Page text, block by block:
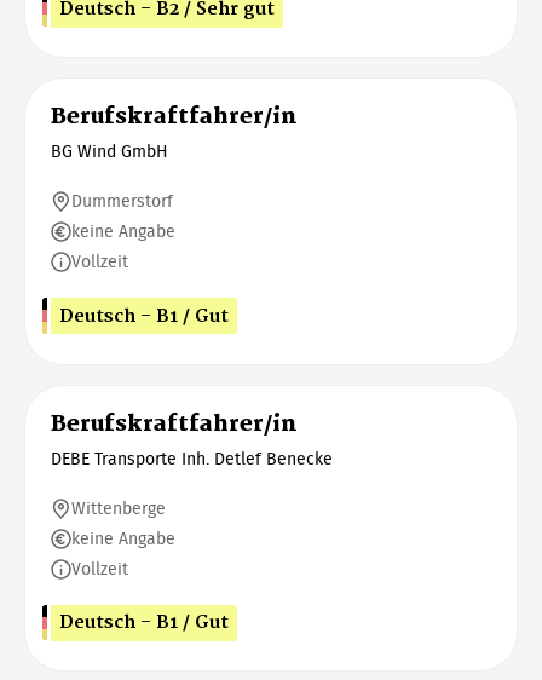
Deutsch - B2 / Sehr gut
Berufskraftfahrer/in
BG Wind GmbH
Dummerstorf
keine Angabe
Vollzeit
Deutsch - B1 / Gut
Berufskraftfahrer/in
DEBE Transporte Inh. Detlef Benecke
Wittenberge
keine Angabe
Vollzeit
Deutsch - B1 / Gut